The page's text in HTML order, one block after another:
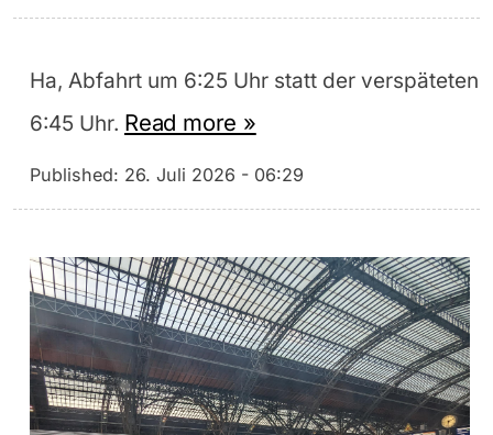
Ha, Abfahrt um 6:25 Uhr statt der verspäteten
6:45 Uhr. Read more »
Published: 26. Juli 2026 - 06:29